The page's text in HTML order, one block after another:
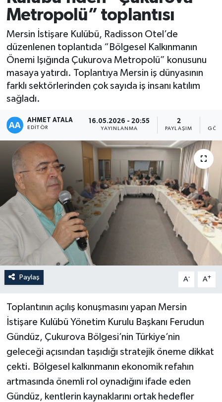
Metropolü” toplantısı
Mersin İstişare Kulübü, Radisson Otel’de
düzenlenen toplantıda “Bölgesel Kalkınmanın
Önemi Işığında Çukurova Metropolü” konusunu
masaya yatırdı. Toplantıya Mersin iş dünyasının
farklı sektörlerinden çok sayıda iş insanı katılım
sağladı.
AHMET ATALA
EDITÖR
16.05.2026 - 20:55
YAYINLANMA
2
PAYLAŞIM
Paylaş A- A+
Toplantının açılış konuşmasını yapan Mersin
İstişare Kulübü Yönetim Kurulu Başkanı Ferudun
Gündüz, Çukurova Bölgesi’nin Türkiye’nin
geleceği açısından taşıdığı stratejik öneme dikkat
çekti. Bölgesel kalkınmanın ekonomik refahın
artmasında önemli rol oynadığını ifade eden
Gündüz, kentlerin kaynaklarını ortak hedefler